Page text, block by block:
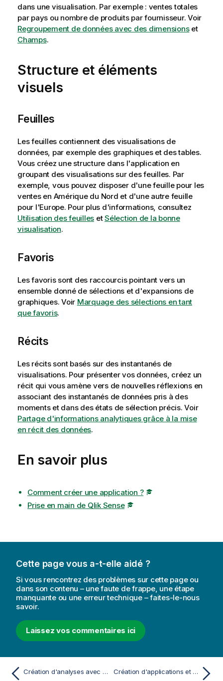
dans une visualisation. Par exemple : ventes totales
par pays ou nombre de produits par fournisseur. Voir
Regroupement de données avec des dimensionset
Champs.
Structure et éléments
visuels
Feuilles
Les feuilles contiennent des visualisations de
données, par exemple des graphiques et des tables.
Vous créez une structure dans l'application en
groupant des visualisations sur des feuilles. Par
exemple, vous pouvez disposer d'une feuille pour les
ventes en Amérique du Nord et d'une autre feuille
pour l'Europe. Pour plus d'informations, consultez
Utilisation des feuilles etSélection de la bonne
visualisation.
Favoris
Les favoris sont des raccourcis pointant vers un
ensemble donné de sélections et d'expansions de
graphiques. Voir Marquage des sélections en tant
que favoris.
Récits
Les récits sont basés sur des instantanés de
visualisations. Pour présenter vos données, créez un
récit qui vous amène vers de nouvelles réflexions en
associant des instantanés de données pris à des
moments et dans des états de sélection précis. Voir
Partage d'informations analytiques grâce à la mise
en récit des données.
En savoir plus
Comment créer une application ?
Prise en main de Qlik Sense
Cette page vous a-t-elle aidé ?
Si vous rencontrez des problèmes sur cette page ou
dans son contenu – une faute de frappe, une étape
manquante ou une erreur technique – faites-le-nous
savoir.
Laissez vos commentaires ici
Création d'analyses avec Qlik Sense Création d'applications et ajout de données